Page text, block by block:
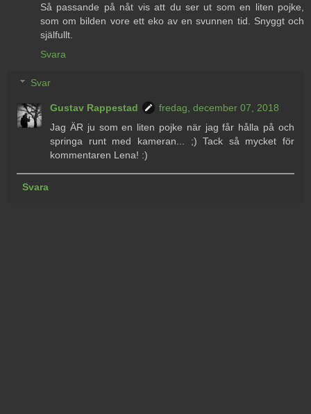
Så passande på nåt vis att du ser ut som en liten pojke,
som om bilden vore ett eko av en svunnen tid. Snyggt och
själfullt.
Svara
Svar
Gustav Rappestad
fredag, december 07, 2018
Jag ÄR ju som en liten pojke när jag får hålla på och
springa runt med kameran... ;) Tack så mycket för
kommentaren Lena! :)
Svara